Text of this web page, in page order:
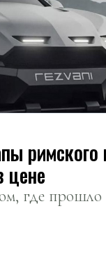
римского
цене
где прошло